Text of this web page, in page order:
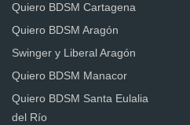
Quiero BDSM Cartagena
Quiero BDSM Aragón
Swinger y Liberal Aragón
Quiero BDSM Manacor
Quiero BDSM Santa Eulalia
del Río